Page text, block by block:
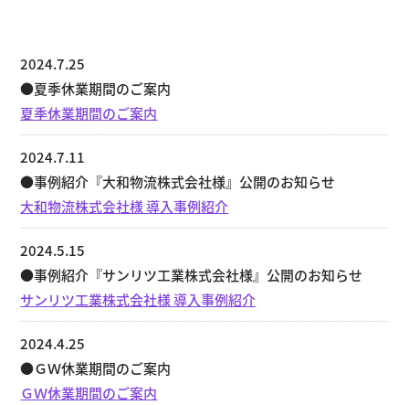
2024.7.25
●夏季休業期間のご案内
夏季休業期間のご案内
2024.7.11
●事例紹介『大和物流株式会社様』公開のお知らせ
大和物流株式会社様 導入事例紹介
2024.5.15
●事例紹介『サンリツ工業株式会社様』公開のお知らせ
サンリツ工業株式会社様 導入事例紹介
2024.4.25
●ＧＷ休業期間のご案内
ＧＷ休業期間のご案内